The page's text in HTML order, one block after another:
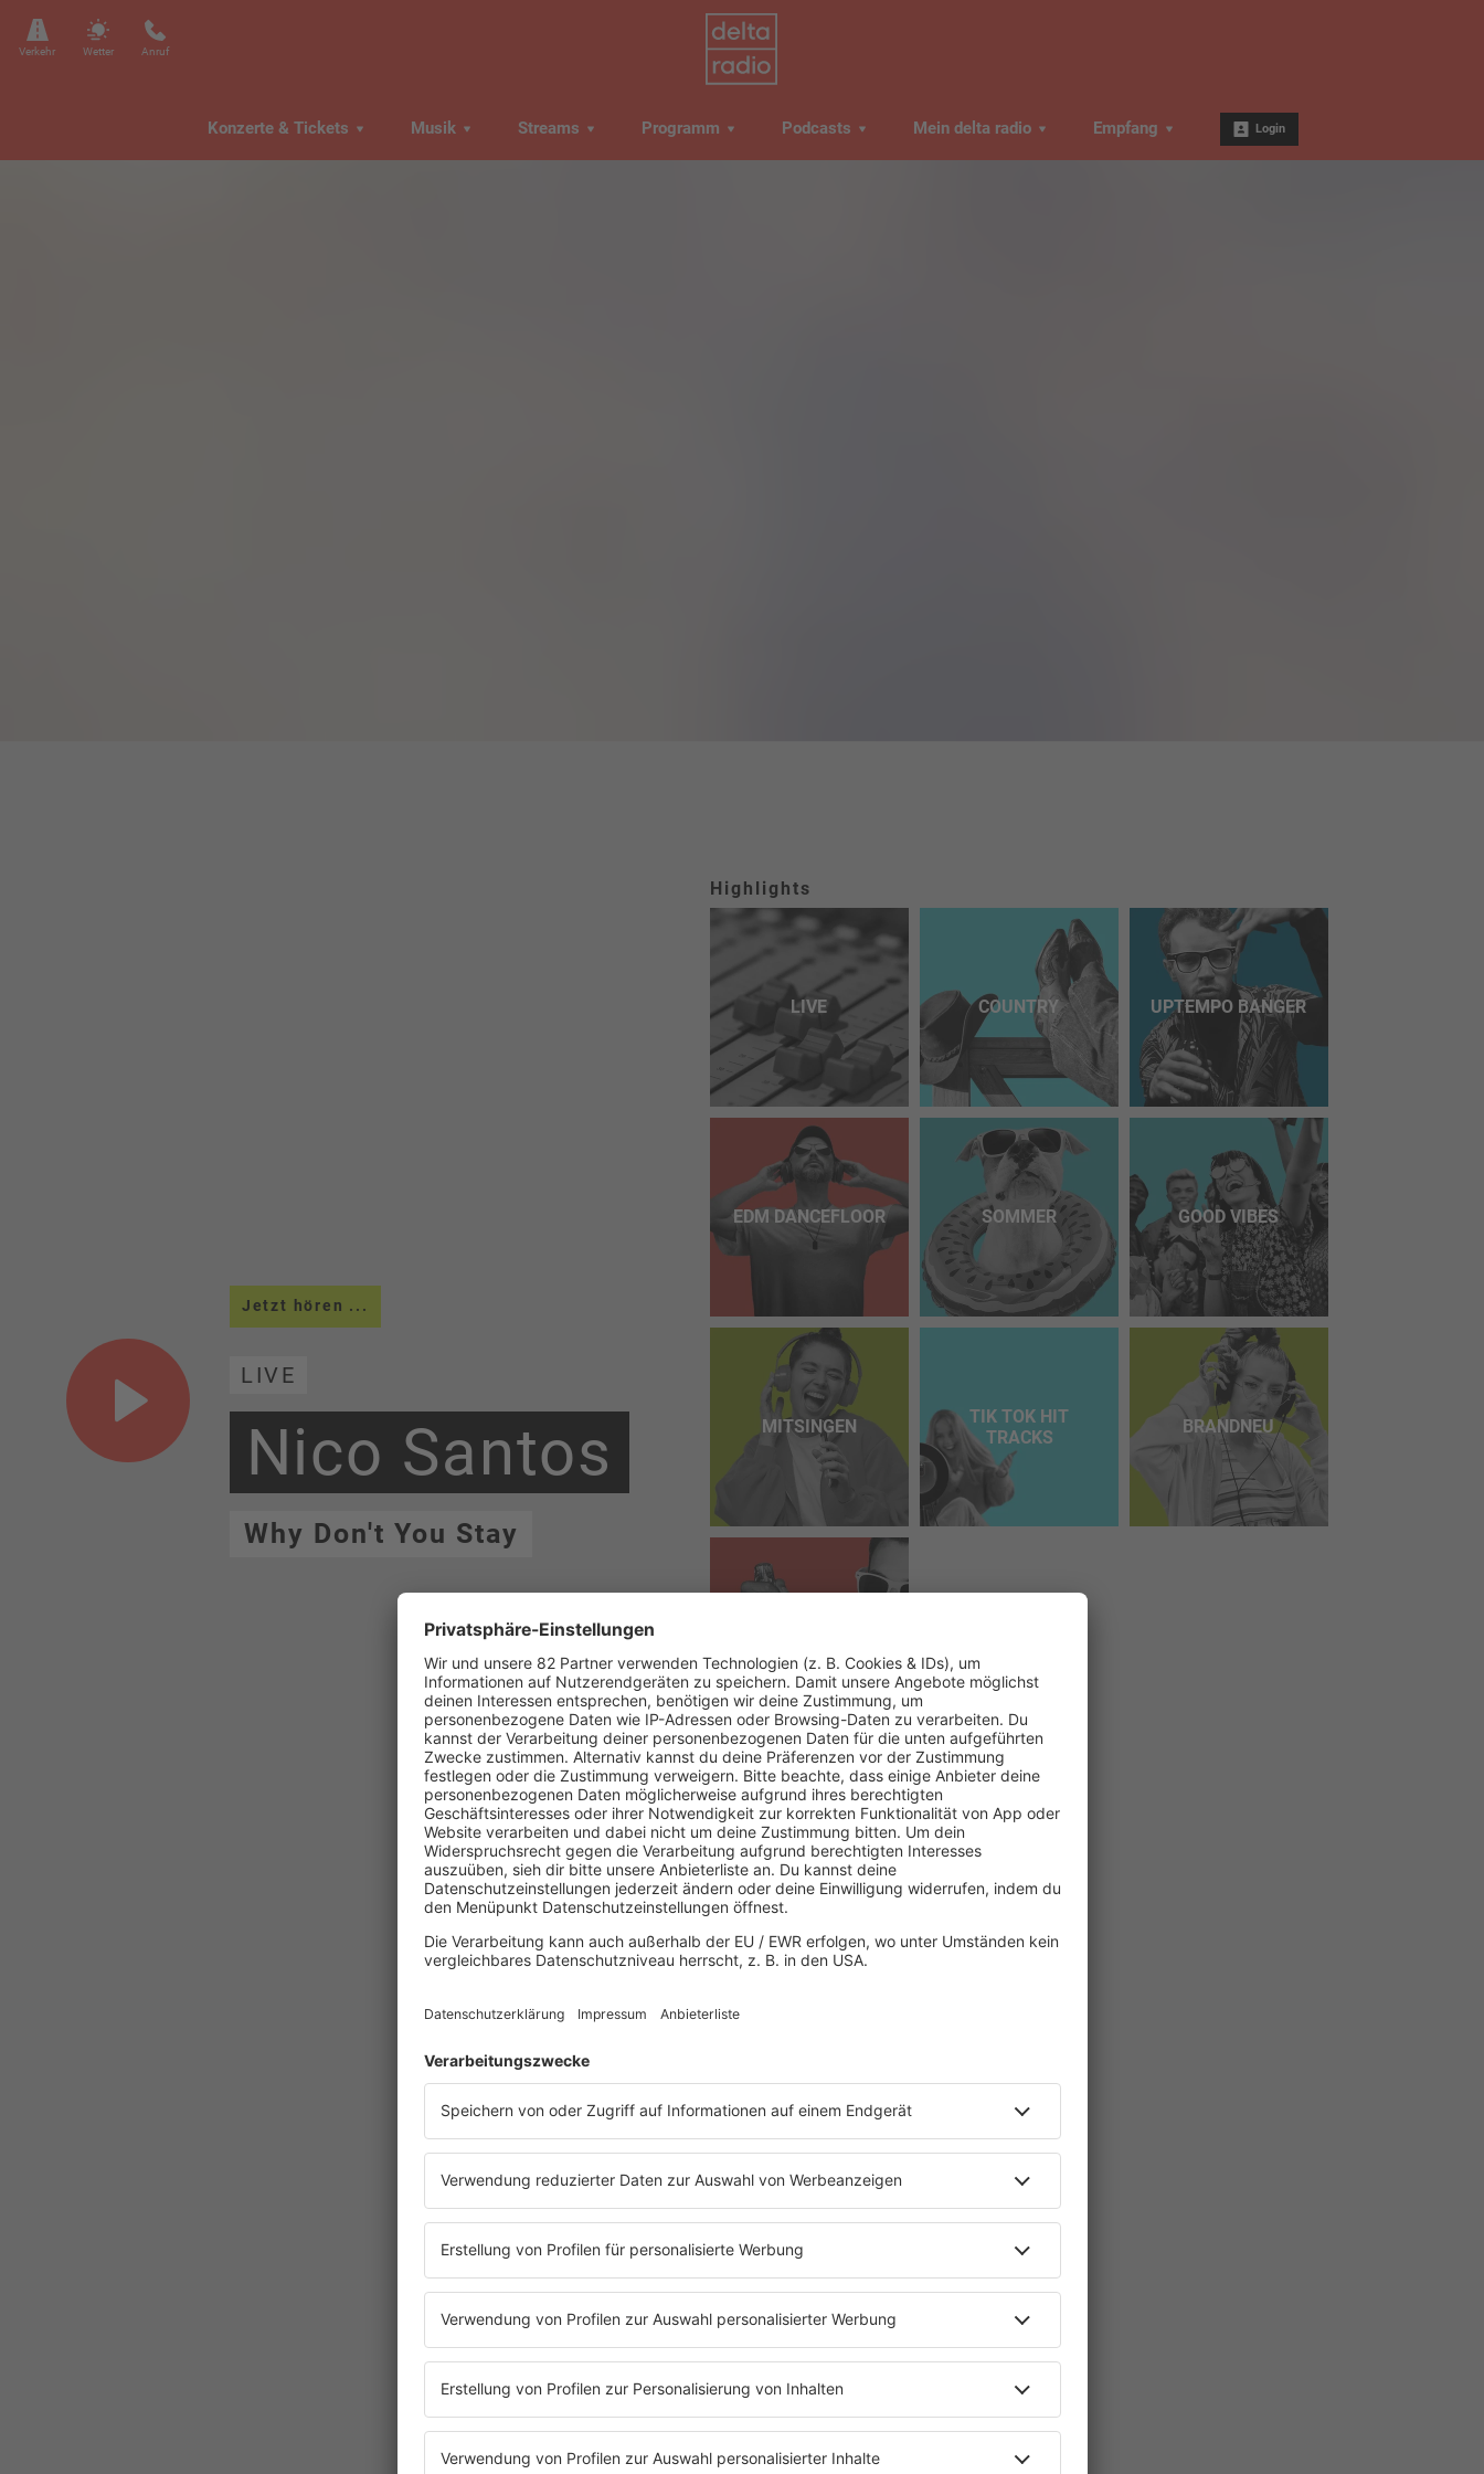
Verkehr Wetter Anruf
Konzerte & Tickets Musik Streams Programm Podcasts Mein delta radio Empfang Login
Jetzt hören ...
LIVE
Nico Santos
Why Don't You Stay
Highlights
LIVE COUNTRY UPTEMPO BANGER
EDM DANCEFLOOR SOMMER GOOD VIBES
MITSINGEN
TIK TOK HIT
TRACKS
BRANDNEU
Alle Streams öffnen
Infos zu den delta radio Streams